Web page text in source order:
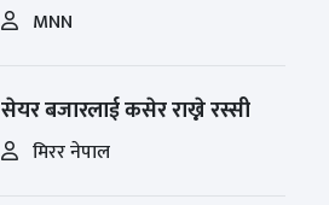
MNN
सेयर बजारलाई कसेर राख्ने रस्सी
मिरर नेपाल